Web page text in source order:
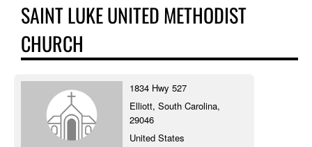
SAINT LUKE UNITED METHODIST
CHURCH
1834 Hwy 527
Elliott, South Carolina,
29046
United States